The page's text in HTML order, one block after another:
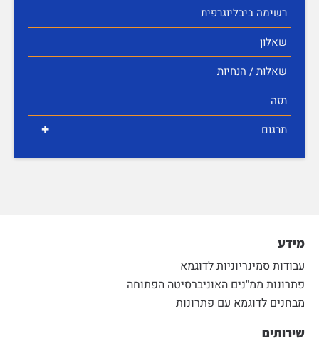
רשימה ביבליוגרפית
שאלון
שאלות / הנחיות
תזה
+ תרגום
מידע
עבודות סמינריוניות לדוגמא
פתרונות ממ"נים האוניברסיטה הפתוחה
מבחנים לדוגמא עם פתרונות
שירותים